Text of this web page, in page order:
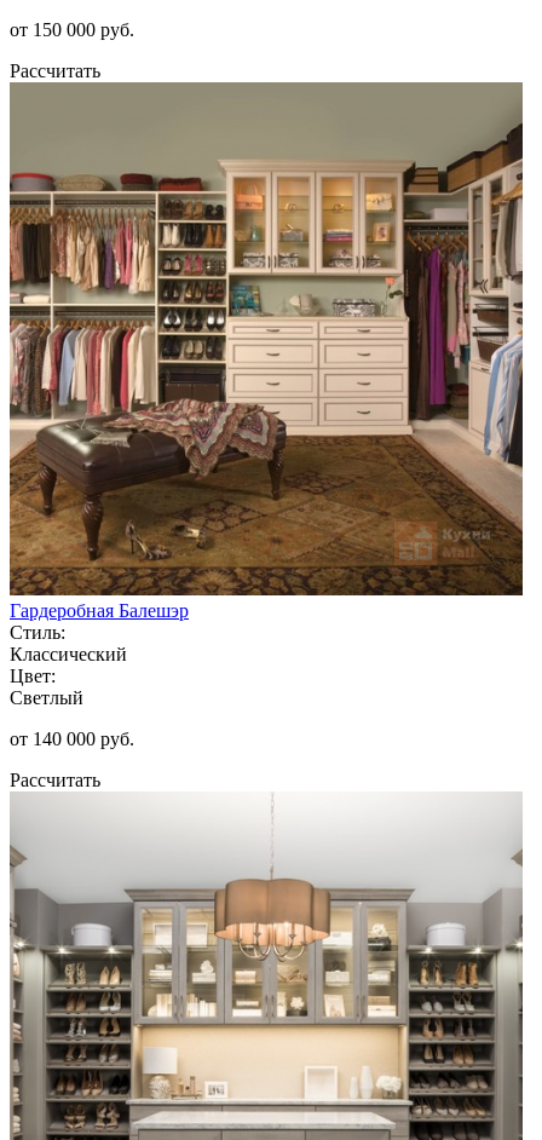
от 150 000 руб.
Рассчитать
Гардеробная Балешэр
Стиль:
Классический
Цвет:
Светлый
от 140 000 руб.
Рассчитать